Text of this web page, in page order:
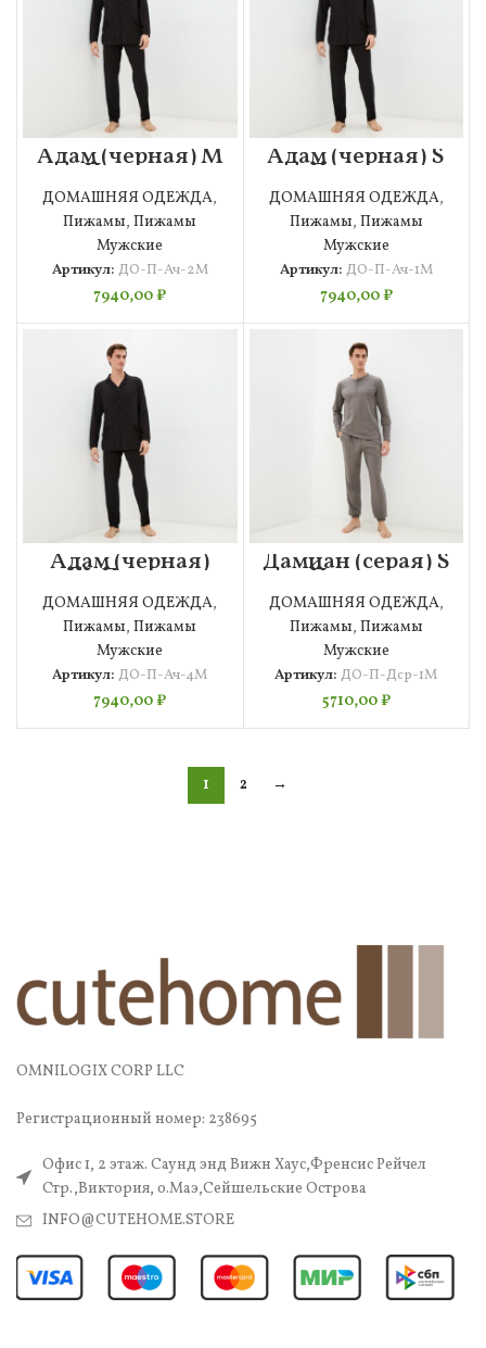
Адам (черная) M
Пижама
Мужская
ДОМАШНЯЯ ОДЕЖДА,
Пижамы,Пижамы
Мужские
Артикул: ДО-П-Ач-2М
7940,00₽
Адам (черная) S
Пижама
Мужская
ДОМАШНЯЯ ОДЕЖДА,
Пижамы, Пижамы
Мужские
Артикул: ДО-П-Ач-1М
7940,00₽
Адам (черная)
XL Пижама
Мужская
ДОМАШНЯЯ ОДЕЖДА,
Пижамы,Пижамы
Мужские
Артикул:ДО-П-Ач-4М
7940,00₽
Дамиан (серая) S
Пижама
Мужская
ДОМАШНЯЯ ОДЕЖДА,
Пижамы, Пижамы
Мужские
Артикул:ДО-П-Дср-1М
5710,00₽
1 2 →
OMNILOGIX CORP LLC
Регистрационный номер: 238695
Офис 1, 2 этаж. Саунд энд Вижн Хаус,Френсис Рейчел
Стр.,Виктория, о.Маэ,Сейшельские Острова
INFO@CUTEHOME.STORE